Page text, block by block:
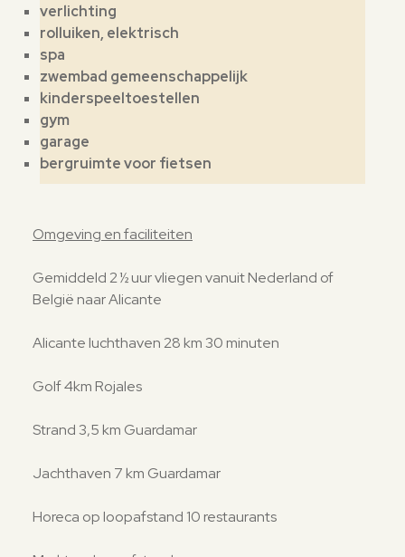
verlichting
rolluiken, elektrisch
spa
zwembad gemeenschappelijk
kinderspeeltoestellen
gym
garage
bergruimte voor fietsen
Omgeving en faciliteiten
Gemiddeld 2 ½ uur vliegen vanuit Nederland of
België naar Alicante
Alicante luchthaven 28 km 30 minuten
Golf 4km Rojales
Strand 3,5 km Guardamar
Jachthaven 7 km Guardamar
Horeca op loopafstand 10 restaurants